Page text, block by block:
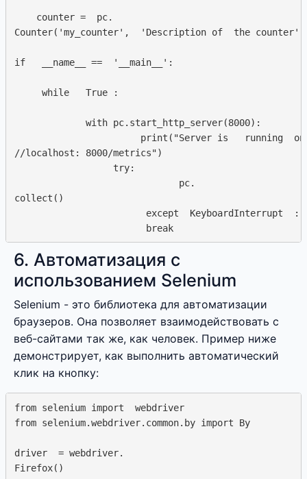
    counter =  pc.
Counter('my_counter',  'Description of  the counter')
if   __name__ ==  '__main__':
     while   True :
             with pc.start_http_server(8000):
print("Server is   running
//localhost: 8000/metrics")
                  try:
                              pc.
collect()
                        except  KeyboardInterrupt  :
6. Автоматизация с
использованием Selenium
Selenium - это библиотека для автоматизации
браузеров. Она позволяет взаимодействовать с
веб-сайтами так же, как человек. Пример ниже
демонстрирует, как выполнить автоматический
клик на кнопку:
from selenium import  webdriver
from selenium.webdriver.common.by import By
driver  = webdriver.
Firefox()